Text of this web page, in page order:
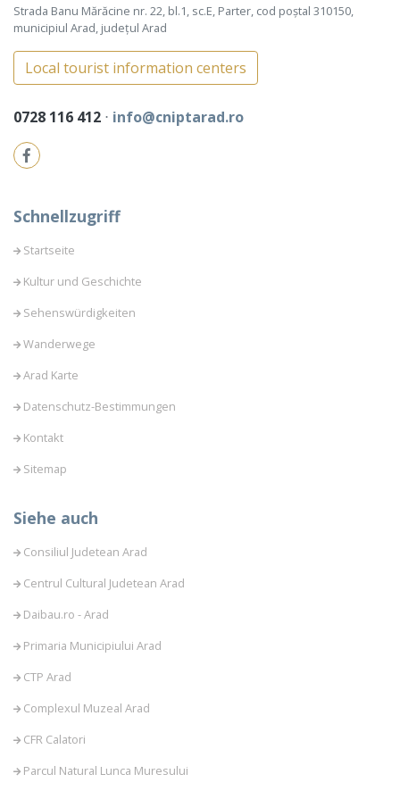
Strada Banu Mărăcine nr. 22, bl.1, sc.E, Parter, cod poștal 310150,
municipiul Arad, județul Arad
Local tourist information centers
0728 116 412 ⋅ info@cniptarad.ro
Schnellzugriff
Startseite
Kultur und Geschichte
Sehenswürdigkeiten
Wanderwege
Arad Karte
Datenschutz-Bestimmungen
Kontakt
Sitemap
Siehe auch
Consiliul Judetean Arad
Centrul Cultural Judetean Arad
Daibau.ro - Arad
Primaria Municipiului Arad
CTP Arad
Complexul Muzeal Arad
CFR Calatori
Parcul Natural Lunca Muresului